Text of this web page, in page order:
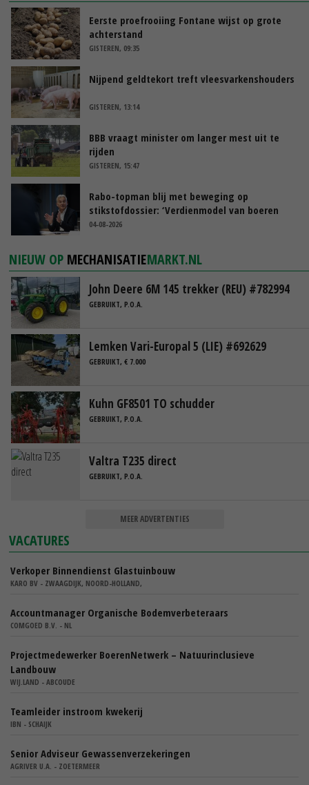
Eerste proefrooiing Fontane wijst op grote
achterstand
GISTEREN, 09:35
Nijpend geldtekort treft vleesvarkenshouders
GISTEREN, 13:14
BBB vraagt minister om langer mest uit te
rijden
GISTEREN, 15:47
Rabo-topman blij met beweging op
stikstofdossier: ‘Verdienmodel van boeren
blijft cruciaal’
04-08-2026
NIEUW OP MECHANISATIEMARKT.NL
John Deere 6M 145 trekker (REU) #782994
GEBRUIKT, P.O.A.
Lemken Vari-Europal 5 (LIE) #692629
GEBRUIKT, € 7.000
Kuhn GF8501 TO schudder
GEBRUIKT, P.O.A.
Valtra T235 direct
GEBRUIKT, P.O.A.
MEER ADVERTENTIES
VACATURES
Verkoper Binnendienst Glastuinbouw
KARO BV - ZWAAGDIJK, NOORD-HOLLAND,
Accountmanager Organische Bodemverbeteraars
COMGOED B.V. - NL
Projectmedewerker BoerenNetwerk – Natuurinclusieve
Landbouw
WIJ.LAND - ABCOUDE
Teamleider instroom kwekerij
IBN - SCHAIJK
Senior Adviseur Gewassenverzekeringen
AGRIVER U.A. - ZOETERMEER